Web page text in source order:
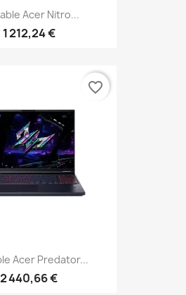
Acer Nitro...
1 212,24 €
Acer Predator...
2 440,66 €
favorite_border